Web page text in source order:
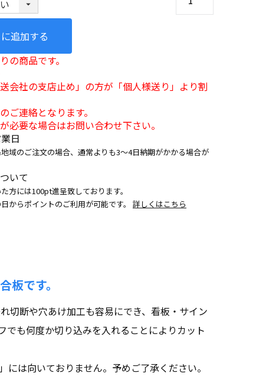
追加する
の商品です。
送会社の支店止め」の方が「個人様送り」より割
ご連絡となります。
必要な場合はお問い合わせ下さい。
日
域のご注文の場合、通常よりも3～4日納期がかかる場合が
いて
方には100pt進呈致しております。
からポイントのご利用が可能です。 詳しくはこちら
板です。
切断や穴あけ加工も容易にでき、看板・サイン
でも何度か切り込みを入れることによりカット
は向いておりません。予めご了承ください。